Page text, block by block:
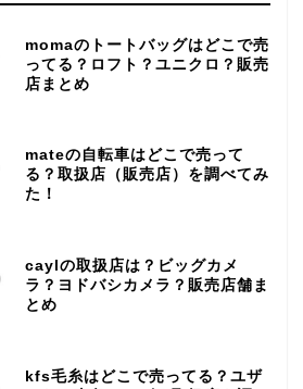
momaのトートバッグはどこで売
ってる？ロフト？ユニクロ？販売
店まとめ
mateの自転車はどこで売って
る？取扱店（販売店）を調べてみ
た！
caylの取扱店は？ビッグカメ
ラ？ヨドバシカメラ？販売店舗ま
とめ
kfs毛糸はどこで売ってる？ユザ